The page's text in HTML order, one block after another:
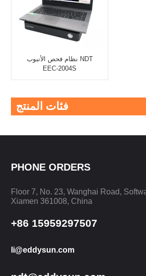
نظام فحص الأنبوب NDT
EEC-2004S
فئات المنتج
PHONE ORDERS
Floor 7, No. 23, Wanghai Road,
Xiamen 361008, China
+86 15959297507
li@eddysun.com